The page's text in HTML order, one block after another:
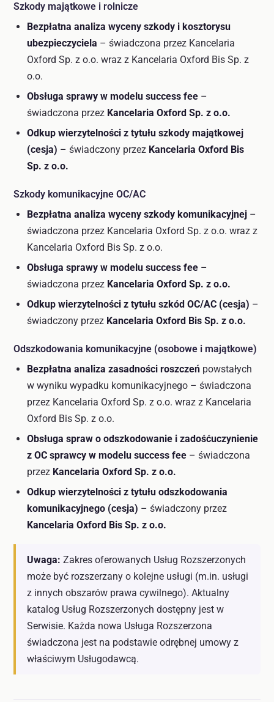
Szkody majątkowe i rolnicze
Bezpłatna analiza wyceny szkody i kosztorysu
ubezpieczyciela – świadczona przez Kancelaria
Oxford Sp. z o.o. wraz z Kancelaria Oxford Bis Sp. z
o.o.
Obsługa sprawy w modelu success fee –
świadczona przez Kancelaria Oxford Sp. z o.o.
Odkup wierzytelności z tytułu szkody majątkowej
(cesja) – świadczony przez Kancelaria Oxford Bis
Sp. z o.o.
Szkody komunikacyjne OC/AC
Bezpłatna analiza wyceny szkody komunikacyjnej –
świadczona przez Kancelaria Oxford Sp. z o.o. wraz z
Kancelaria Oxford Bis Sp. z o.o.
Obsługa sprawy w modelu success fee –
świadczona przez Kancelaria Oxford Sp. z o.o.
Odkup wierzytelności z tytułu szkód OC/AC (cesja) –
świadczony przez Kancelaria Oxford Bis Sp. z o.o.
Odszkodowania komunikacyjne (osobowe i majątkowe)
Bezpłatna analiza zasadności roszczeń powstałych
w wyniku wypadku komunikacyjnego – świadczona
przez Kancelaria Oxford Sp. z o.o. wraz z Kancelaria
Oxford Bis Sp. z o.o.
Obsługa spraw o odszkodowanie i zadośćuczynienie
z OC sprawcy w modelu success fee – świadczona
przez Kancelaria Oxford Sp. z o.o.
Odkup wierzytelności z tytułu odszkodowania
komunikacyjnego (cesja) – świadczony przez
Kancelaria Oxford Bis Sp. z o.o.
Uwaga: Zakres oferowanych Usług Rozszerzonych
może być rozszerzany o kolejne usługi (m.in. usługi
z innych obszarów prawa cywilnego). Aktualny
katalog Usług Rozszerzonych dostępny jest w
Serwisie. Każda nowa Usługa Rozszerzona
świadczona jest na podstawie odrębnej umowy z
właściwym Usługodawcą.